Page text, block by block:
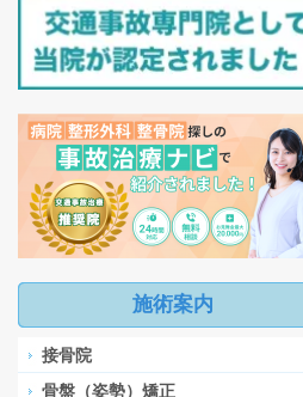
施術案内
接骨院
骨盤（姿勢）矯正